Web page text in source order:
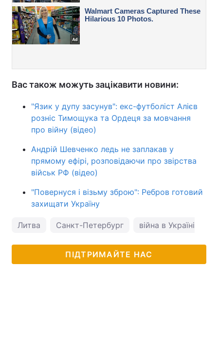
Вас також можуть зацікавити новини:
"Язик у дупу засунув": екс-футболіст Алієв
розніс Тимощука та Ордеця за мовчання
про війну (відео)
Андрій Шевченко ледь не заплакав у
прямому ефірі, розповідаючи про звірства
військ РФ (відео)
"Повернуся і візьму зброю": Ребров готовий
захищати Україну
Литва Санкт-Петербург війна в Україні
ПІДТРИМАЙТЕ НАС